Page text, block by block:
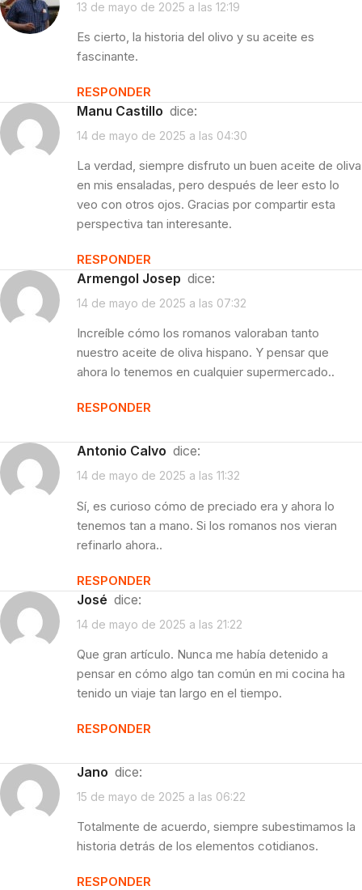
13 de mayo de 2025 a las 12:19
Es cierto, la historia del olivo y su aceite es
fascinante.
RESPONDER
Manu Castillo dice:
14 de mayo de 2025 a las 04:30
La verdad, siempre disfruto un buen aceite de oliva
en mis ensaladas, pero después de leer esto lo
veo con otros ojos. Gracias por compartir esta
perspectiva tan interesante.
RESPONDER
Armengol Josep dice:
14 de mayo de 2025 a las 07:32
Increíble cómo los romanos valoraban tanto
nuestro aceite de oliva hispano. Y pensar que
ahora lo tenemos en cualquier supermercado..
RESPONDER
Antonio Calvo dice:
14 de mayo de 2025 a las 11:32
Sí, es curioso cómo de preciado era y ahora lo
tenemos tan a mano. Si los romanos nos vieran
refinarlo ahora..
RESPONDER
José dice:
14 de mayo de 2025 a las 21:22
Que gran artículo. Nunca me había detenido a
pensar en cómo algo tan común en mi cocina ha
tenido un viaje tan largo en el tiempo.
RESPONDER
Jano dice:
15 de mayo de 2025 a las 06:22
Totalmente de acuerdo, siempre subestimamos la
historia detrás de los elementos cotidianos.
RESPONDER